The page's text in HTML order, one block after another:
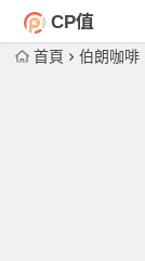
CP值
首頁 伯朗咖啡